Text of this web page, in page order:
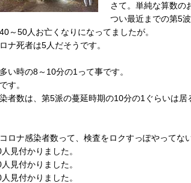
さて。単純な算数の
つい最近までの第5
～50人お亡くなりになってましたが。
ナ死者は5人だそうです。
い時の8～10分の1って事です。
す。
者数は、第5派の蔓延時期の10分の1ぐらいは居
ロナ感染者数って、検査をロクすっぽやってな
見付かりました。
見付かりました。
見付かりました。